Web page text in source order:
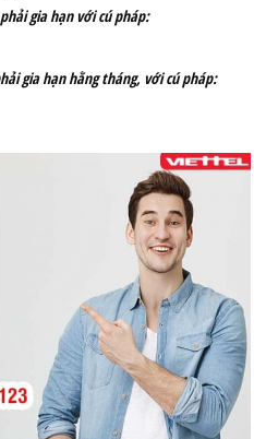
gia hạn với cú pháp:
gia hạn hằng tháng, với cú pháp: